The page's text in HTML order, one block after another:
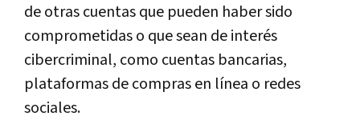
de otras cuentas que pueden haber sido
comprometidas o que sean de interés
cibercriminal, como cuentas bancarias,
plataformas de compras en línea o redes
sociales.